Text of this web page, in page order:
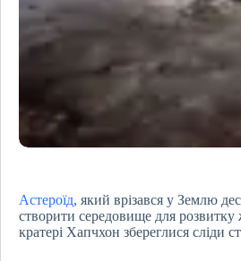
Астероїд, який врізався у Землю
створити середовище для
кратері Хапчхон збереглися сліди